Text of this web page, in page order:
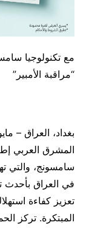
مع تكنولوجيا
“مراقبة الأمبير”
المشرق العربي
سامسونج، والتي
في العراق بأحدث
تعزيز كفاءة
المبتكرة. تركز